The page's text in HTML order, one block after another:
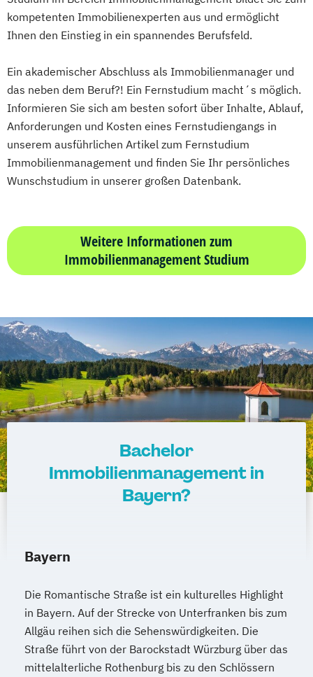
kompetenten Immobilienexperten aus und ermöglicht
Ihnen den Einstieg in ein spannendes Berufsfeld.
Ein akademischer Abschluss als Immobilienmanager und
das neben dem Beruf?! Ein Fernstudium macht´s möglich.
Informieren Sie sich am besten sofort über Inhalte, Ablauf,
Anforderungen und Kosten eines Fernstudiengangs in
unserem ausführlichen Artikel zum Fernstudium
Immobilienmanagement und finden Sie Ihr persönliches
Wunschstudium in unserer großen Datenbank.
Weitere Informationen zum
Immobilienmanagement Studium
Bachelor
Immobilienmanagement in
Bayern?
Bayern
Die Romantische Straße ist ein kulturelles Highlight
in Bayern. Auf der Strecke von Unterfranken bis zum
Allgäu reihen sich die Sehenswürdigkeiten. Die
Straße führt von der Barockstadt Würzburg über das
mittelalterliche Rothenburg bis zu den Schlössern